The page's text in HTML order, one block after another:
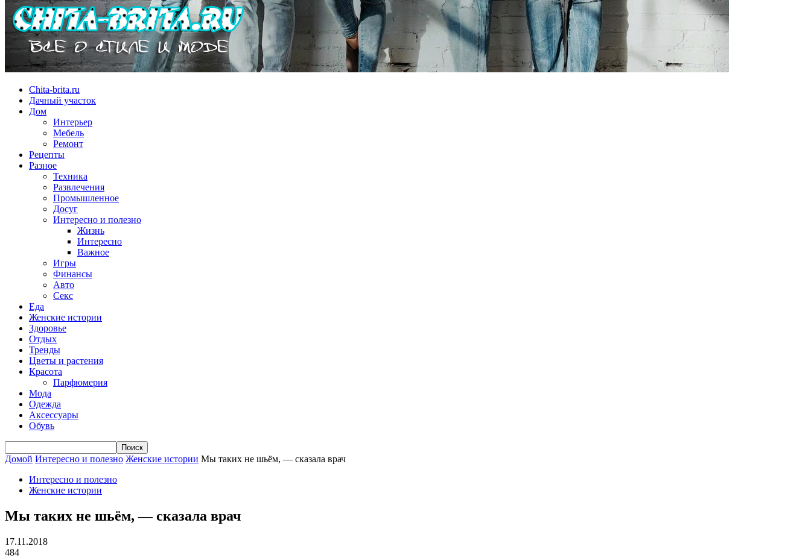
Chita-brita.ru
Дачный участок
Дом
Интерьер
Мебель
Ремонт
Рецепты
Разное
Техника
Развлечения
Промышленное
Досуг
Интересно и полезно
Жизнь
Интересно
Важное
Игры
Финансы
Авто
Секс
Еда
Женские истории
Здоровье
Отдых
Тренды
Цветы и растения
Красота
Парфюмерия
Мода
Одежда
Аксессуары
Обувь
Домой Интересно и полезно Женские истории Мы таких не шьём, — сказала врач
Интересно и полезно
Женские истории
Мы таких не шьём, — сказала врач
17.11.2018
484